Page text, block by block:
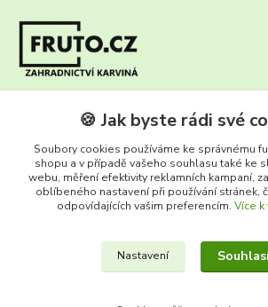
Zákaznická infolinka FRUTO
+420 604 670 925
(Po-Ne, 8-17 hod.)
info@fruto.cz
🍪 Jak byste rádi své
Soubory cookies používáme ke správnému
shopu a v případě vašeho souhlasu také ke
webu, měření efektivity reklamních kampaní,
oblíbeného nastavení při používání stránek,
odpovídajících vašim preferencím. Více k
Nastavení